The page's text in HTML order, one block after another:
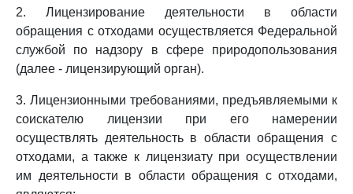
2. Лицензирование деятельности в области
обращения с отходами осуществляется Федеральной
службой по надзору в сфере природопользования
(далее - лицензирующий орган).
3. Лицензионными требованиями, предъявляемыми к
соискателю лицензии при его намерении
осуществлять деятельность в области обращения с
отходами, а также к лицензиату при осуществлении
им деятельности в области обращения с отходами,